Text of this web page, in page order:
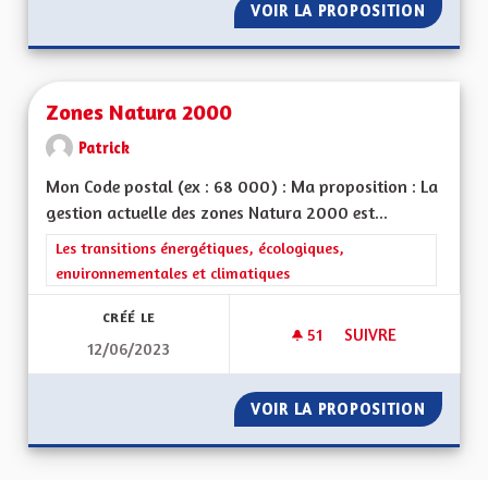
VOIR LA PROPOSITION ZONE
Zones Natura 2000
Patrick
Mon Code postal (ex : 68 000) : Ma proposition : La
gestion actuelle des zones Natura 2000 est...
Filtrer les résultats de la catégorie : Les transitions
Les transitions énergétiques, écologiques,
environnementales et climatiques
CRÉÉ LE
12/06/2023
51 51 ABONNÉS
SUIVRE
VOIR LA PROPOSITION